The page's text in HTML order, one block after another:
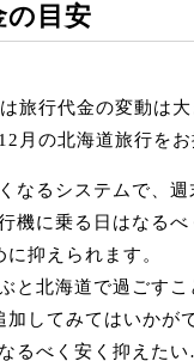
の目安
旅行代金の変動は
月の北海道旅行を
なるシステムで、
機に乗る日はなる
抑えられます。
と北海道で過ごす
加してみてはいか
るべく安く抑えた